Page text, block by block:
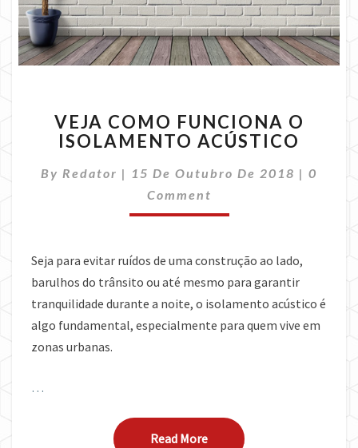
COMO
FUNCIONA
ISOLAMENTO
ACÚSTICO
VEJA COMO FUNCIONA O
ISOLAMENTO ACÚSTICO
By Redator | 15 De Outubro De 2018 | 0
Comment
Seja para evitar ruídos de uma construção ao lado,
barulhos do trânsito ou até mesmo para garantir
tranquilidade durante a noite, o isolamento acústico é
algo fundamental, especialmente para quem vive em
zonas urbanas.
…
Read MoreRead More